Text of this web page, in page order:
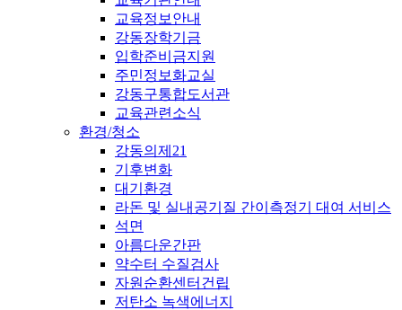
교육정보안내
강동장학기금
입학준비금지원
주민정보화교실
강동구통합도서관
교육관련소식
환경/청소
강동의제21
기후변화
대기환경
라돈 및 실내공기질 간이측정기 대여 서비스
석면
아름다운간판
약수터 수질검사
자원순환센터건립
저탄소 녹색에너지